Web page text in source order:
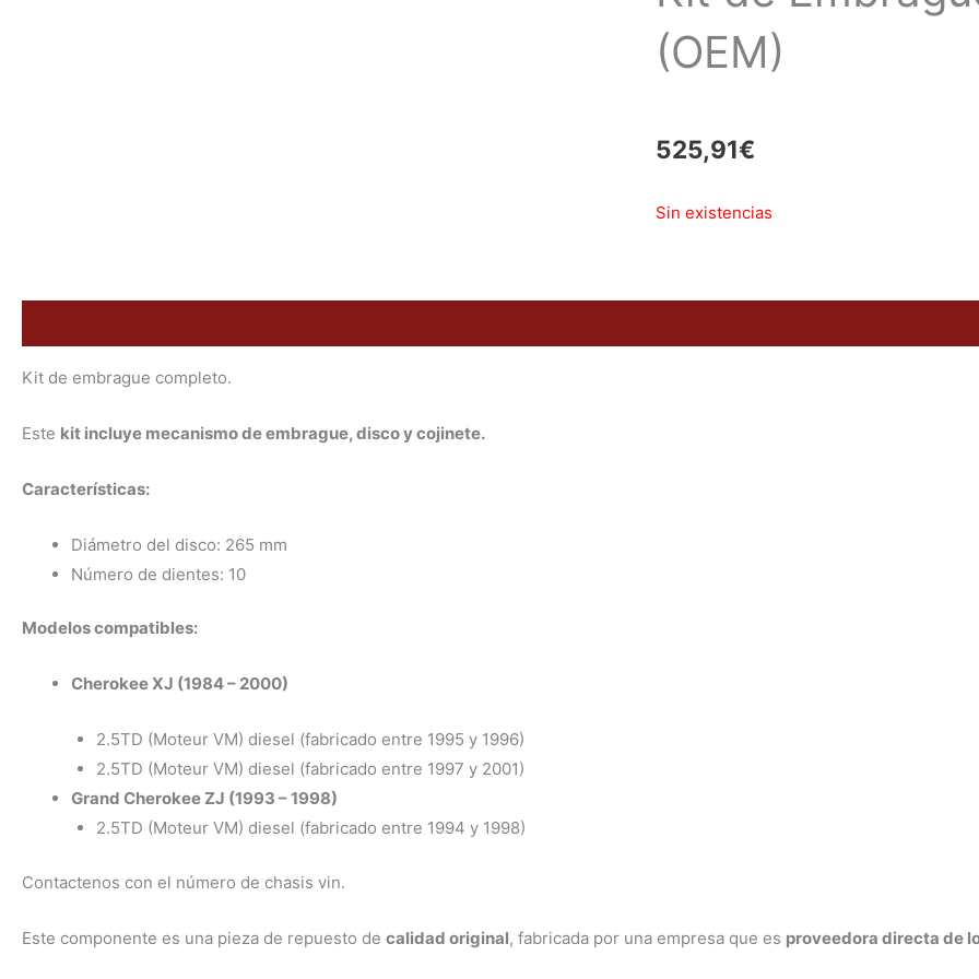
(OEM)
525,91€
Sin existencias
Kit de embrague completo.
Este kit incluye mecanismo de embrague, disco y cojinete.
Características:
Diámetro del disco: 265 mm
Número de dientes: 10
Modelos compatibles:
Cherokee XJ (1984 – 2000)
2.5TD (Moteur VM) diesel (fabricado entre 1995 y 1996)
2.5TD (Moteur VM) diesel (fabricado entre 1997 y 2001)
Grand Cherokee ZJ (1993 – 1998)
2.5TD (Moteur VM) diesel (fabricado entre 1994 y 1998)
Contactenos con el número de chasis vin.
Este componente es una pieza de repuesto de calidad original, fabricada por una empresa que es proveedora directa de